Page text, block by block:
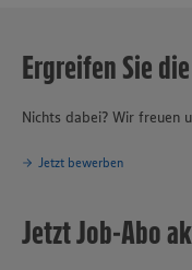
Ergreifen Sie
Nichts dabei? Wir freuen
Jetzt bewerben
Jetzt Job-Abo